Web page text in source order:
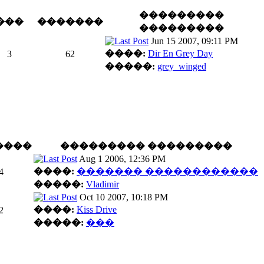
�������
���������
���������
3 62
Jun 15 2007, 09:11 PM
����: Dir En Grey Day
�����: grey_winged
��������� ���������
Aug 1 2006, 12:36 PM
����: ������� ������������
�����: Vladimir
Oct 10 2007, 10:18 PM
����: Kiss Drive
�����: ���